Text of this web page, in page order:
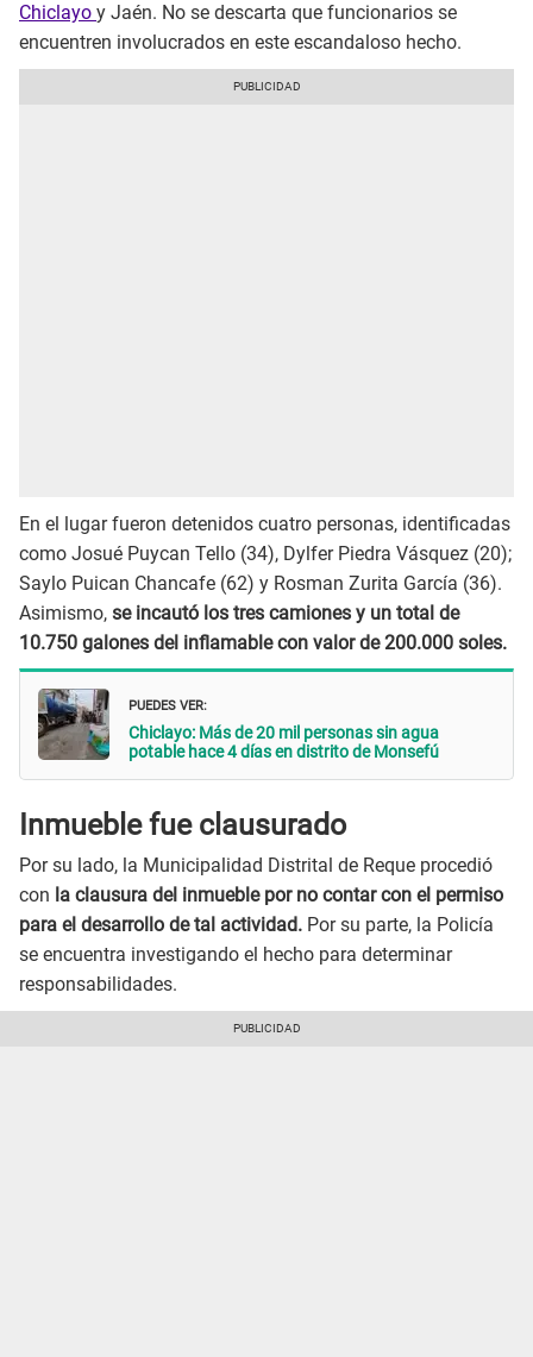
Chiclayo y Jaén. No se descarta que funcionarios se
encuentren involucrados en este escandaloso hecho.
En el lugar fueron detenidos cuatro personas, identificadas
como Josué Puycan Tello (34), Dylfer Piedra Vásquez (20);
Saylo Puican Chancafe (62) y Rosman Zurita García (36).
Asimismo, se incautó los tres camiones y un total de
10.750 galones del inflamable con valor de 200.000 soles.
PUEDES VER:
Chiclayo: Más de 20 mil personas sin agua
potable hace 4 días en distrito de Monsefú
Inmueble fue clausurado
Por su lado, la Municipalidad Distrital de Reque procedió
con la clausura del inmueble por no contar con el permiso
para el desarrollo de tal actividad. Por su parte, la Policía
se encuentra investigando el hecho para determinar
responsabilidades.